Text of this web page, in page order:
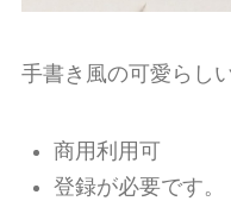
手書き風の可愛らし
商用利用可
登録が必要です。